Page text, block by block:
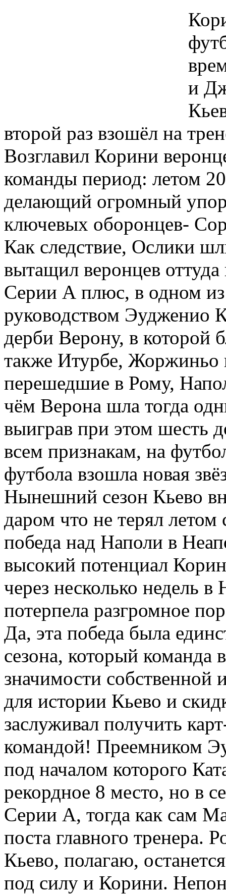
и
второй раз взошёл на
Возглавил Корини
команды период: летом
делающий огромный упор
ключевых оборонцев-
Как следствие, Ослики
вытащил веронцев
Серии А плюс, в одном
руководством Эудженио
дерби Верону, в которой
также Итурбе, Жоржиньо
перешедшие в Рому,
чём Верона шла тогда
выиграв при этом шесть
всем признакам, на
футбола взошла новая
Нынешний сезон Кьево
даром что не терял летом
победа над Наполи в
высокий потенциал
через несколько недель
потерпела разгромное
Да, эта победа была
сезона, который команда
значимости собственной
для истории Кьево и
заслуживал получить
командой! Преемником
под началом которого
рекордное 8 место, но в
Серии А, тогда как сам
поста главного тренера.
Кьево, полагаю,
под силу и Корини.